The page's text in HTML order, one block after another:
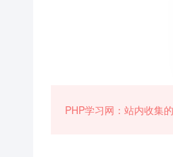
PHP学习网：站内收集